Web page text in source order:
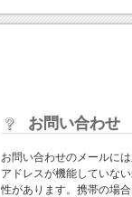
お問い合わせ
お問い合わせのメールに
アドレスが機能していな
性があります。携帯の場